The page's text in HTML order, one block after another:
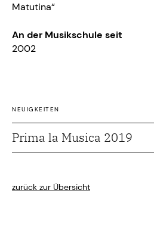
Matutina“
An der Musikschule seit
2002
NEUIGKEITEN
Prima la Musica 2019
zurück zur Übersicht